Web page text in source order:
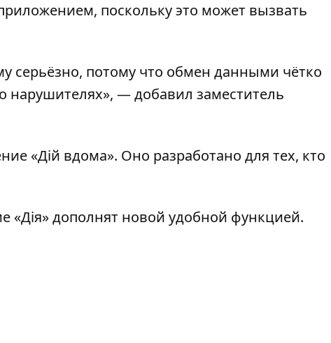
поскольку это может вызвать
серьёзно, потому что обмен данными чётко
нарушителях», — добавил заместитель
«Дій вдома». Оно разработано для тех, кто
«Дія»дополнят новой удобной функцией.